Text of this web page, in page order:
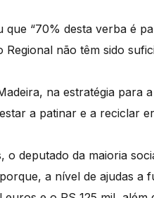
“70% desta verba é
Regional não têm sido
na estratégia para
a patinar e a reciclar
o deputado da maioria
a nível de ajudas a